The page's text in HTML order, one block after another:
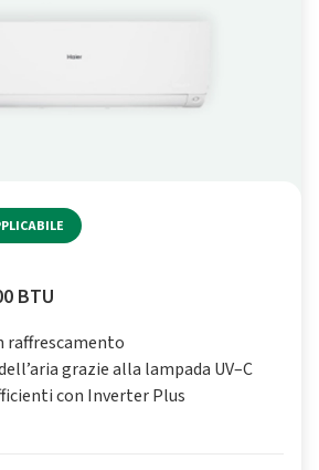
BTU
raffrescamento
grazie alla lampada UV–C
con Inverter Plus